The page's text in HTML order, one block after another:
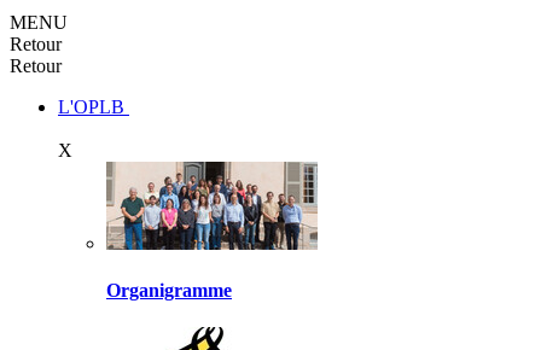
MENU
Retour
Retour
L'OPLB
X
Organigramme